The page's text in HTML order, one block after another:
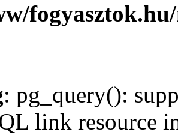
: pg_query():
link resource